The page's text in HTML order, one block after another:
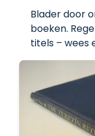
Blader door
boeken.
titels – wees